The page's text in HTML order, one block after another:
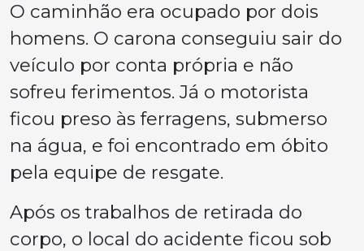
O caminhão era ocupado por dois
homens. O carona conseguiu sair do
veículo por conta própria e não
sofreu ferimentos. Já o motorista
ficou preso às ferragens, submerso
na água, e foi encontrado em óbito
pela equipe de resgate.
Após os trabalhos de retirada do
corpo, o local do acidente ficou sob